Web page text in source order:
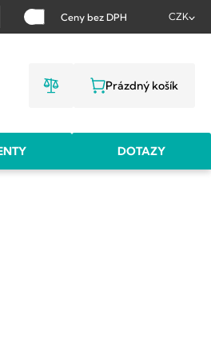
Ceny bez DPH CZK
NÁKUPNÍ
Prázdný košík
DOTAZY